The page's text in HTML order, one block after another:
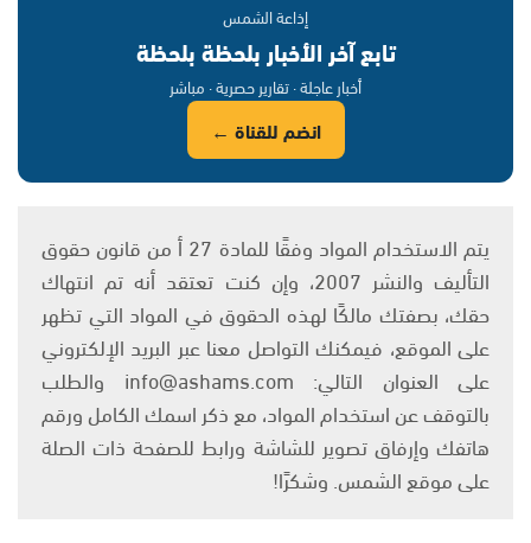
إذاعة الشمس
تابع آخر الأخبار بلحظة بلحظة
أخبار عاجلة · تقارير حصرية · مباشر
انضم للقناة ←
يتم الاستخدام المواد وفقًا للمادة 27 أ من قانون حقوق
التأليف والنشر 2007، وإن كنت تعتقد أنه تم انتهاك
حقك، بصفتك مالكًا لهذه الحقوق في المواد التي تظهر
على الموقع، فيمكنك التواصل معنا عبر البريد الإلكتروني
على العنوان التالي: info@ashams.com والطلب
بالتوقف عن استخدام المواد، مع ذكر اسمك الكامل ورقم
هاتفك وإرفاق تصوير للشاشة ورابط للصفحة ذات الصلة
على موقع الشمس. وشكرًا!